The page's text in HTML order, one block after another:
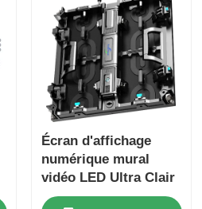
Écran d'affichage
numérique mural
vidéo LED Ultra Clair
5000 nits P2.9 P3.9